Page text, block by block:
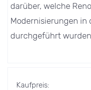
darüber, welche
Modernisierungen in
durchgeführt wurden.
Kaufpreis: